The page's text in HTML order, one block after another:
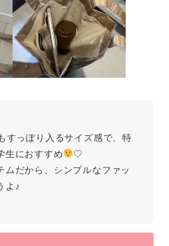
すっぽり入るサイズ感で、特
生におすすめ
♡
ムだから、シンプルなファッ
よ♪